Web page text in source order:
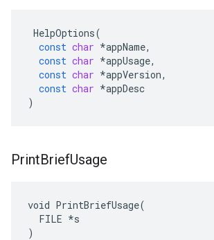
HelpOptions(
const char *appName,
const char *appUsage,
const char *appVersion,
const char *appDesc
)
PrintBriefUsage
void PrintBriefUsage(
  FILE *s
)